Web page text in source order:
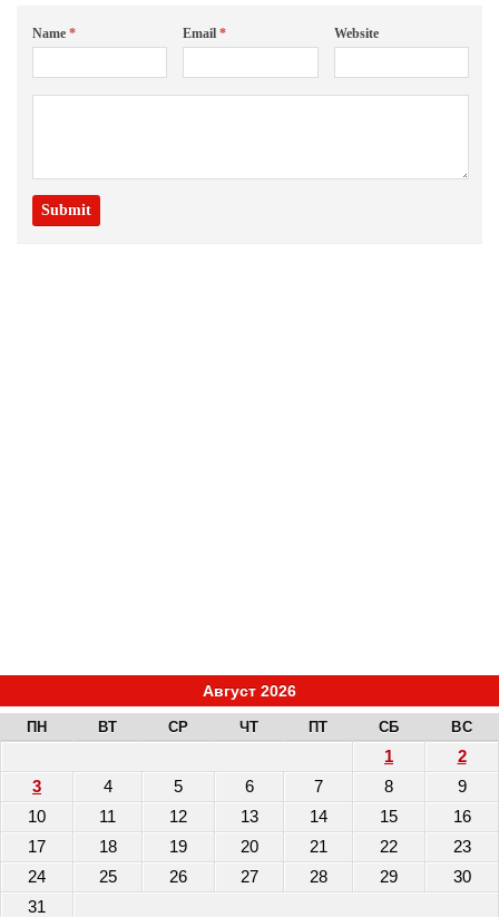
Name * Email* Website
Август 2026
ПН ВТ СР ЧТ ПТ СБ ВС
1
2
3
4 5 6 7 8
9
10
11 12 13 14 15
16
17
18 19 20 21 22
23
24
25 26 27 28 29
30
31